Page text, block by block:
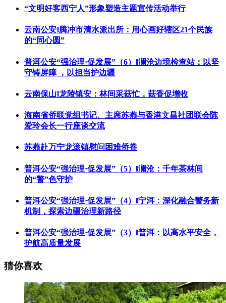
“文明好客西宁人”形象塑造主题宣传活动举行
云南公安‖腾冲市清水派出所：用心画好辖区21个民族
的“同心圆”
普洱公安“强治理·促发展”（6）‖澜沧边境检查站：以坚
守铸屏障 ，以担当护边疆
云南保山‖龙陵镇安：林间采菇忙，菇香促增收
海南省侨联党组书记、主席苏燕与香港文昌社团联会陈
爱玲会长一行座谈交流
苏燕赴万宁龙滚镇慰问困难侨眷
普洱公安“强治理·促发展”（5）‖澜沧：千年茶林间
的“警”色守护
普洱公安“强治理·促发展”（4）‖宁洱：深化融合警务新
机制，探索边疆治理新路径
普洱公安“强治理·促发展”（3）‖普洱：以高水平安全，
护航高质量发展
猜你喜欢